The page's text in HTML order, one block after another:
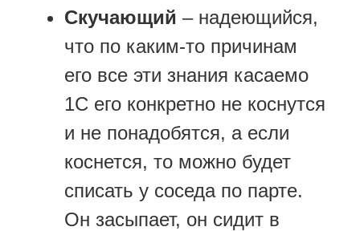
Скучающий – надеющийся,
что по каким-то причинам
его все эти знания касаемо
1С его конкретно не коснутся
и не понадобятся, а если
коснется, то можно будет
списать у соседа по парте.
Он засыпает, он сидит в